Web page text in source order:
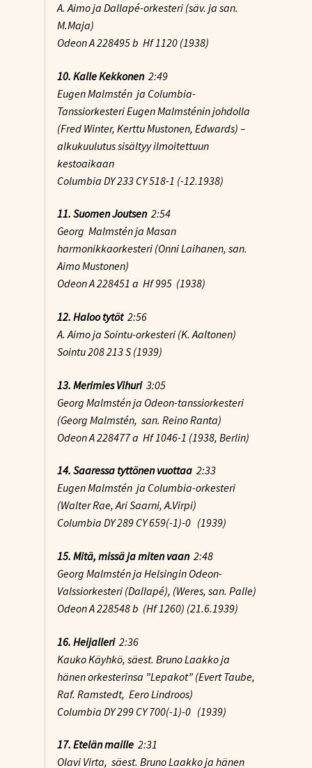
A. Aimo ja Dallapé-orkesteri (säv. ja san.
M.Maja)
Odeon A 228495 b Hf 1120 (1938)
10. Kalle Kekkonen2:49
Eugen Malmstén ja Columbia-
Tanssiorkesteri Eugen Malmsténin johdolla
(Fred Winter, Kerttu Mustonen, Edwards) –
alkukuulutus sisältyy ilmoitettuun
kestoaikaan
Columbia DY 233 CY 518-1 (-12.1938)
11. Suomen Joutsen2:54
Georg Malmstén ja Masan
harmonikkaorkesteri (Onni Laihanen, san.
Aimo Mustonen)
Odeon A 228451 a Hf 995 (1938)
12. Haloo tytöt2:56
A. Aimo ja Sointu-orkesteri (K. Aaltonen)
Sointu 208 213 S (1939)
13. Merimies Vihuri3:05
Georg Malmstén ja Odeon-tanssiorkesteri
(Georg Malmstén, san. Reino Ranta)
Odeon A 228477 a Hf 1046-1 (1938, Berlin)
14. Saaressa tyttönen vuottaa2:33
Eugen Malmstén ja Columbia-orkesteri
(Walter Rae, Ari Saarni, A.Virpi)
Columbia DY 289 CY 659(-1)-0 (1939)
15. Mitä, missä ja miten vaan2:48
Georg Malmstén ja Helsingin Odeon-
Valssiorkesteri (Dallapé), (Weres, san. Palle)
Odeon A 228548 b (Hf 1260) (21.6.1939)
16. Heijalleri2:36
Kauko Käyhkö, säest. Bruno Laakko ja
hänen orkesterinsa ”Lepakot” (Evert Taube,
Raf. Ramstedt, Eero Lindroos)
Columbia DY 299 CY 700(-1)-0 (1939)
17. Etelän maille2:31
Olavi Virta, säest. Bruno Laakko ja hänen